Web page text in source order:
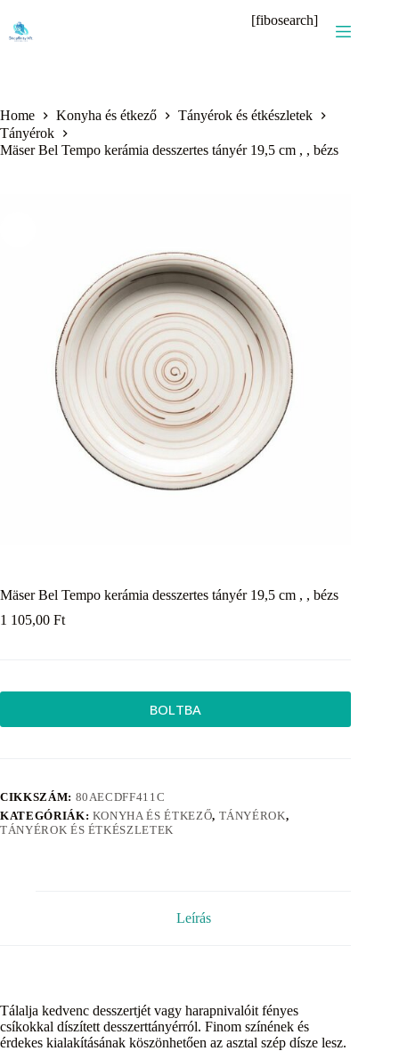
content
[fibosearch]
Home Konyha és étkező
Tányérok és étkészletek
Tányérok
Mäser Bel Tempo kerámia desszertes tányér 19,5 cm , , bézs
Mäser Bel Tempo kerámia desszertes tányér 19,5 cm , , bézs
1 105,00 Ft
BOLTBA
CIKKSZÁM: 80AECDFF411C
KATEGÓRIÁK: KONYHA ÉS ÉTKEZŐ, TÁNYÉROK,
TÁNYÉROK ÉS ÉTKÉSZLETEK
Leírás
Tálalja kedvenc desszertjét vagy harapnivalóit fényes
csíkokkal díszített desszerttányérról. Finom színének és
érdekes kialakításának köszönhetően az asztal szép dísze lesz.